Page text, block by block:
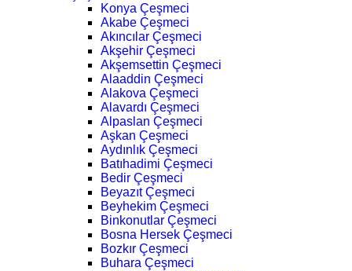
Konya Çeşmeci
Akabe Çeşmeci
Akıncılar Çeşmeci
Akşehir Çeşmeci
Akşemsettin Çeşmeci
Alaaddin Çeşmeci
Alakova Çeşmeci
Alavardı Çeşmeci
Alpaslan Çeşmeci
Aşkan Çeşmeci
Aydınlık Çeşmeci
Batıhadimi Çeşmeci
Bedir Çeşmeci
Beyazıt Çeşmeci
Beyhekim Çeşmeci
Binkonutlar Çeşmeci
Bosna Hersek Çeşmeci
Bozkır Çeşmeci
Buhara Çeşmeci